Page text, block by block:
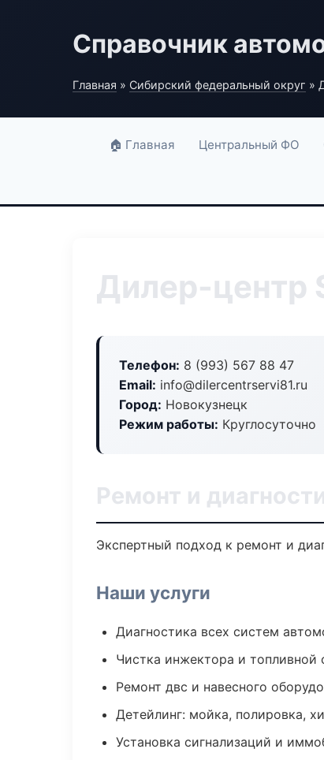
Справочник
Главная » Сибирский федеральный округ »
🏠 Главная Центральный ФО
Дилер-центр
Телефон: 8 (993) 567 88 47
Email: info@dilercentrservi81.ru
Город: Новокузнецк
Режим работы: Круглосуточно
Ремонт и
Экспертный подход к ремонт и
Наши услуги
Диагностика всех систем
Чистка инжектора и топливной
Ремонт двс и навесного
Детейлинг: мойка, полировка,
Установка сигнализаций и